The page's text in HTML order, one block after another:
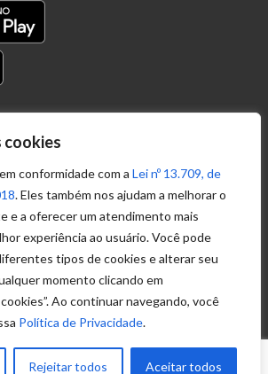
cookies
conformidade com a Lei nº 13.709, de
. Eles também nos ajudam a melhorar o
e a oferecer um atendimento mais
experiência ao usuário. Você pode
tipos de cookies e alterar seu
momento clicando em
Ao continuar navegando, você
Política de Privacidade.
Rejeitar todos Aceitar todos
al.org.br